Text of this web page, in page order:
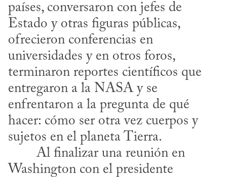
países, conversaron con jefes de
Estado y otras figuras públicas,
ofrecieron conferencias en
universidades y en otros foros,
terminaron reportes científicos que
entregaron a la NASA y se
enfrentaron a la pregunta de qué
hacer: cómo ser otra vez cuerpos y
sujetos en el planeta Tierra.
Washington con el presidente